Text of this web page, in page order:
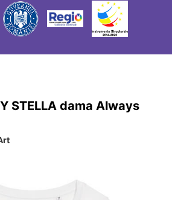
STELLA dama Always